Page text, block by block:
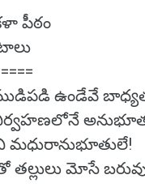
పీఠం
ఉండేవే
మోసే